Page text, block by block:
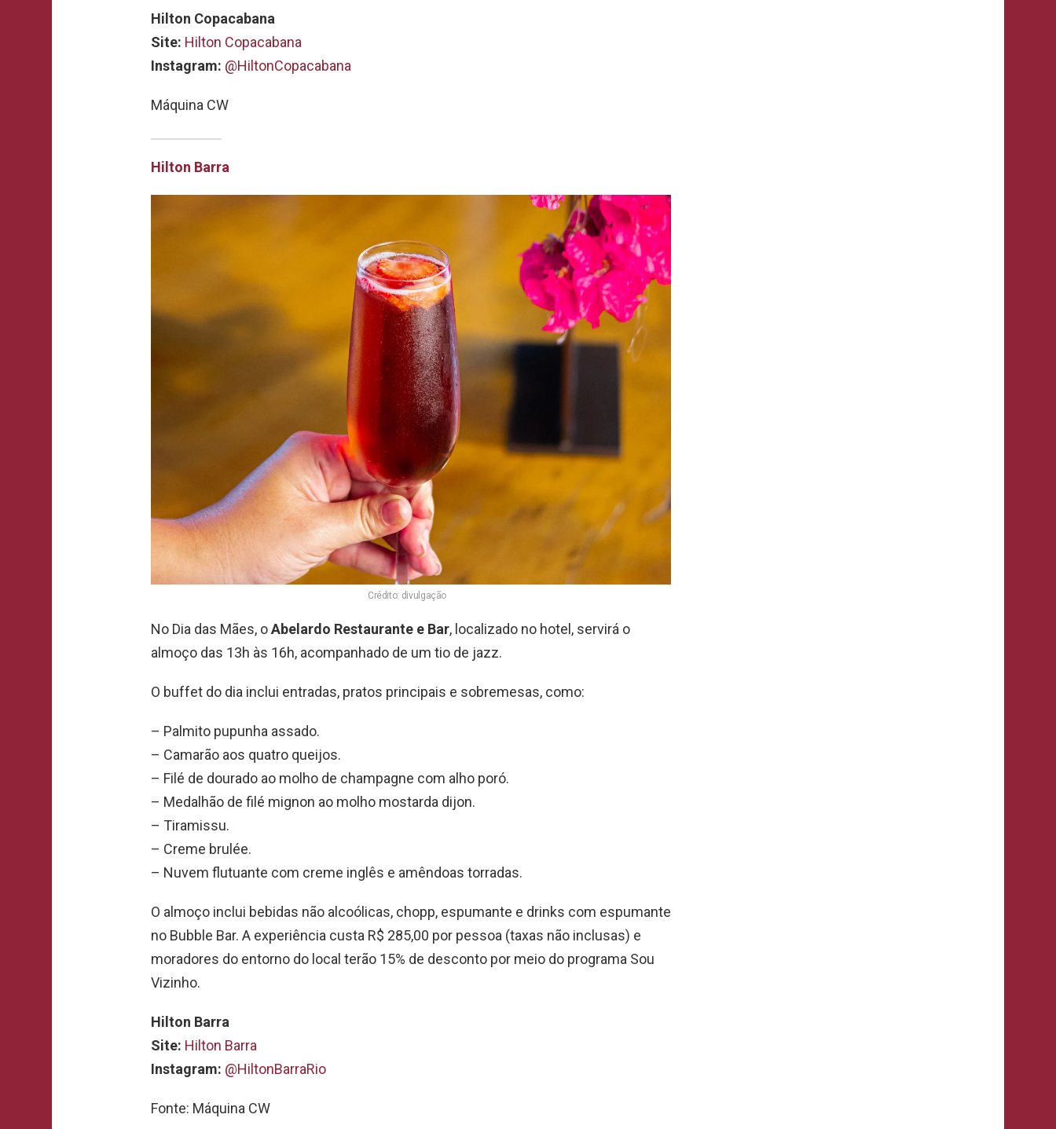
Hilton Copacabana
Site: Hilton Copacabana
Instagram: @HiltonCopacabana
Máquina CW
Hilton Barra
Crédito: divulgação
No Dia das Mães, oAbelardo Restaurante e Bar, localizado no hotel, servirá o
almoço das 13h às 16h, acompanhado de um tio de jazz.
O buffet do dia inclui entradas, pratos principais e sobremesas, como:
– Palmito pupunha assado.
– Camarão aos quatro queijos.
– Filé de dourado ao molho de champagne com alho poró.
– Medalhão de filé mignon ao molho mostarda dijon.
– Tiramissu.
– Creme brulée.
– Nuvem flutuante com creme inglês e amêndoas torradas.
O almoço inclui bebidas não alcoólicas, chopp, espumante e drinks com espumante
no Bubble Bar. A experiência custa R$ 285,00 por pessoa (taxas não inclusas) e
moradores do entorno do local terão 15% de desconto por meio do programa Sou
Vizinho.
Hilton Barra
Site: Hilton Barra
Instagram: @HiltonBarraRio
Fonte: Máquina CW